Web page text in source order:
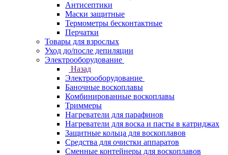
Антисептики
Маски защитные
Термометры бесконтактные
Перчатки
Товары для взрослых
Уход до/после депиляции
Электрооборудование
Назад
Электрооборудование
Баночные воскоплавы
Комбинированные воскоплавы
Триммеры
Нагреватели для парафинов
Нагреватели для воска и пасты в катриджах
Защитные кольца для воскоплавов
Средства для очистки аппаратов
Сменные контейнеры для воскоплавов